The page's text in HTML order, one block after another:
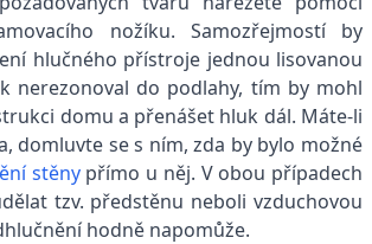
nožíku. Samozřejmostí by
hlučného přístroje jednou lisovanou
nerezonoval do podlahy, tím by mohl
domu a přenášet hluk dál. Máte-li
domluvte se s ním, zda by bylo možné
stěnypřímo u něj. V obou případech
tzv. předstěnu neboli vzduchovou
hodně napomůže.